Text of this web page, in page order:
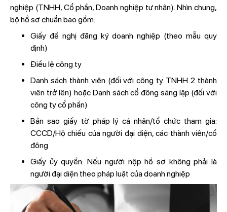
nghiệp (TNHH, Cổ phần, Doanh nghiệp tư nhân). Nhìn chung,
bộ hồ sơ chuẩn bao gồm:
Giấy đề nghị đăng ký doanh nghiệp (theo mẫu quy
định)
Điều lệ công ty
Danh sách thành viên (đối với công ty TNHH 2 thành
viên trở lên) hoặc Danh sách cổ đông sáng lập (đối với
công ty cổ phần)
Bản sao giấy tờ pháp lý cá nhân/tổ chức tham gia:
CCCD/Hộ chiếu của người đại diện, các thành viên/cổ
đông
Giấy ủy quyền: Nếu người nộp hồ sơ không phải là
người đại diện theo pháp luật của doanh nghiệp